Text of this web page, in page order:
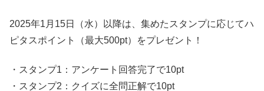
2025年1月15日（水）以降は、集めたスタンプに応じてハ
ピタスポイント（最大500pt）をプレゼント！
・スタンプ1：アンケート回答完了で10pt
・スタンプ2：クイズに全問正解で10pt